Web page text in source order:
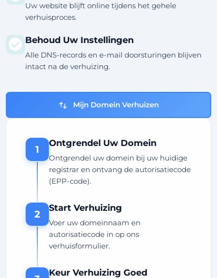
Uw website blijft online tijdens het gehele
verhuisproces.
Behoud Uw Instellingen
Alle DNS-records en e-mail doorsturingen blijven
intact na de verhuizing.
Mijn Domein Verhuizen
1
Ontgrendel Uw Domein
Ontgrendel uw domein bij uw huidige
registrar en ontvang de autorisatiecode
(EPP-code).
2
Start Verhuizing
Voer uw domeinnaam en
autorisatiecode in op ons
verhuisformulier.
Keur Verhuizing Goed